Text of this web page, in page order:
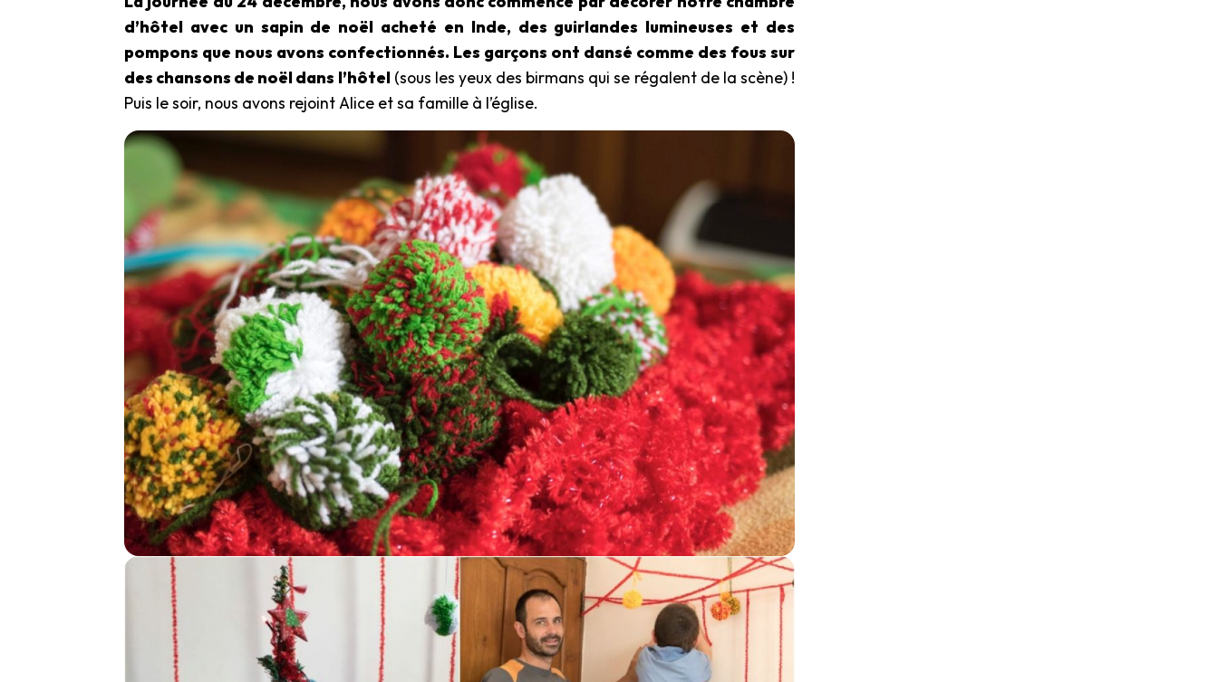
d’hôtel avec un sapin de noël acheté en Inde, des guirlandes lumineuses et des
pompons que nous avons confectionnés. Les garçons ont dansé comme des fous sur
des chansons de noël dans l’hôtel(sous les yeux des birmans qui se régalent de la scène) !
Puis le soir, nous avons rejoint Alice et sa famille à l’église.